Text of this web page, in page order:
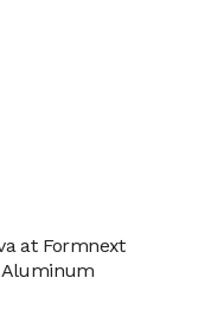
at Formnext
Aluminum